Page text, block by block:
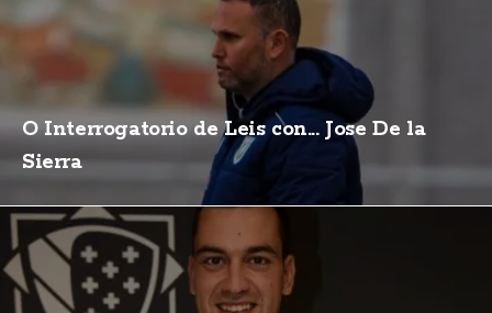
O Interrogatorio de Leis con... Jose De la
Sierra